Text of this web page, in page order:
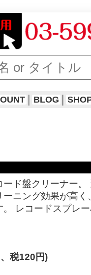
BLOG
ド盤クリーナー。
ニング効果が高く
レコードスプレ
税120円)